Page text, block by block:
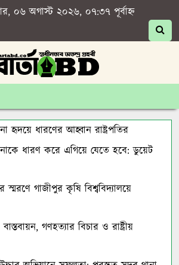
০৬ অগাস্ট ২০২৬, ০৭:৩৭ পূর্বাহ্ন
হৃদয়ে ধারণের আহ্বান রাষ্ট্রপতির
ধারণ করে এগিয়ে যেতে হবে: ডুয়েট
গাজীপুর কৃষি বিশ্ববিদ্যালয়ে
গণহত্যার বিচার ও রাষ্ট্রীয়